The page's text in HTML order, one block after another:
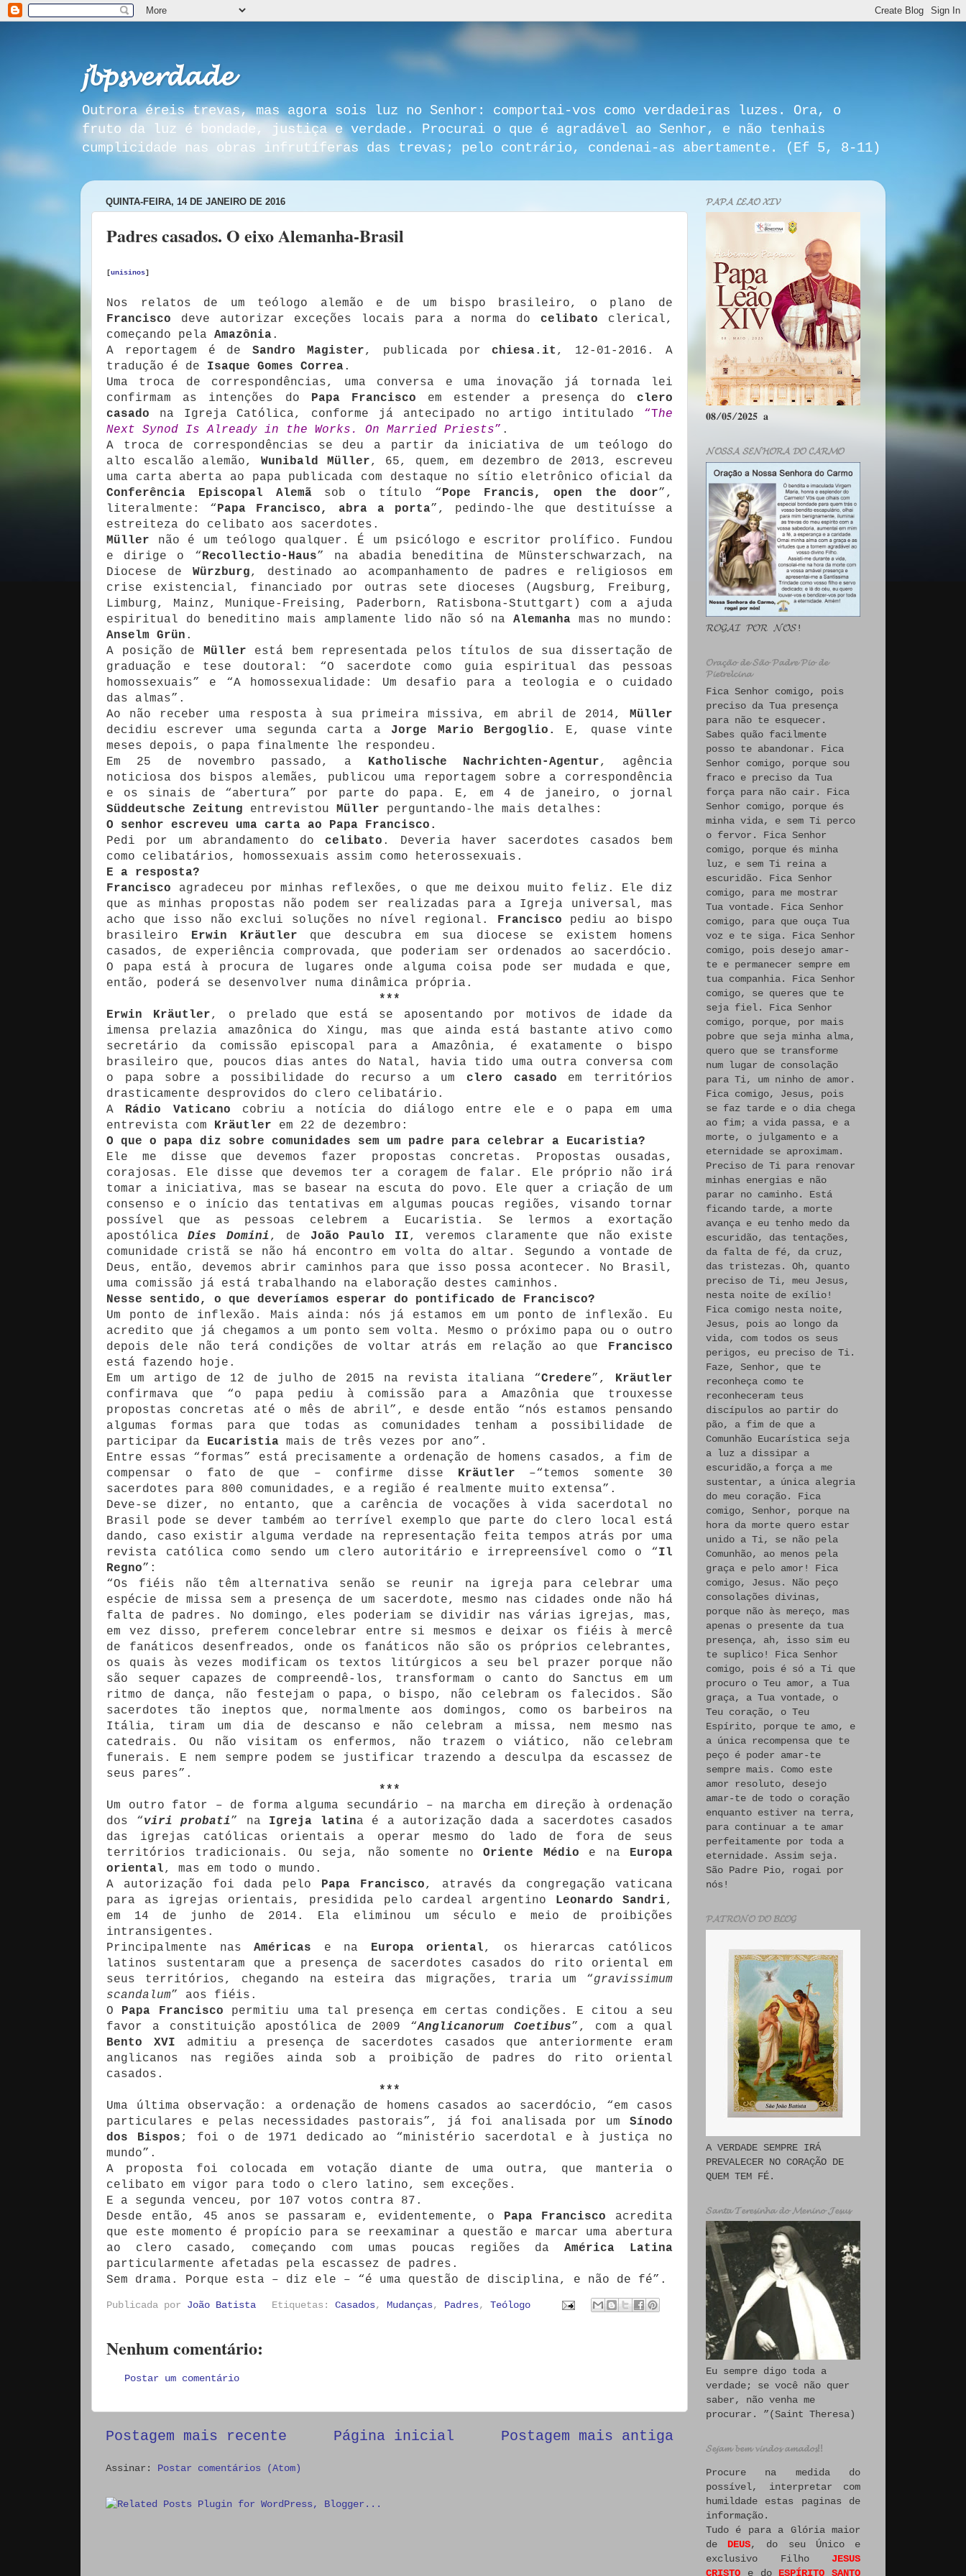
𝓳𝓫𝓹𝓼𝓿𝓮𝓻𝓭𝓪𝓭𝓮
Outrora éreis trevas, mas agora sois luz no Senhor: comportai-vos como verdadeiras luzes. Ora, o
fruto da luz é bondade, justiça e verdade. Procurai o que é agradável ao Senhor, e não tenhais
cumplicidade nas obras infrutíferas das trevas; pelo contrário, condenai-as abertamente. (Ef 5, 8-11)
QUINTA-FEIRA, 14 DE JANEIRO DE 2016
Padres casados. O eixo Alemanha-Brasil
[unisinos]
Nos relatos de um teólogo alemão e de um bispo brasileiro, o plano de
Francisco deve autorizar exceções locais para a norma docelibato clerical,
começando pela Amazônia.
A reportagem é deSandro Magister, publicada por chiesa.it , 12-01-2016. A
tradução é de Isaque Gomes Correa.
Uma troca de correspondências, uma conversa e uma inovação já tornada lei
confirmam as intenções do Papa Francisco em estender a presença doclero
casado na Igreja Católica, conforme já antecipado no artigo intitulado “The
Next Synod Is Already in the Works. On Married Priests” .
A troca de correspondências se deu a partir da iniciativa de um teólogo do
alto escalão alemão, Wunibald Müller, 65, quem, em dezembro de 2013, escreveu
uma carta aberta ao papa publicada com destaque no sítio eletrônico oficial da
Conferência Episcopal Alemãsob o título “Pope Francis, open the door”,
literalmente: “Papa Francisco, abra a porta”, pedindo-lhe que destituísse a
estreiteza do celibato aos sacerdotes.
Müller não é um teólogo qualquer. É um psicólogo e escritor prolífico. Fundou
e dirige o “Recollectio-Haus” na abadia beneditina de Münsterschwarzach, na
Diocese de Würzburg, destinado ao acompanhamento de padres e religiosos em
crise existencial, financiado por outras sete dioceses (Augsburg, Freiburg,
Limburg, Mainz, Munique-Freising, Paderborn, Ratisbona-Stuttgart) com a ajuda
espiritual do beneditino mais amplamente lido não só na Alemanha mas no mundo:
Anselm Grün .
A posição de Müller está bem representada pelos títulos de sua dissertação de
graduação e tese doutoral: “O sacerdote como guia espiritual das pessoas
homossexuais” e “A homossexualidade: Um desafio para a teologia e o cuidado
das almas”.
Ao não receber uma resposta à sua primeira missiva, em abril de 2014, Müller
decidiu escrever uma segunda carta a Jorge Mario Bergoglio.
E, quase vinte
meses depois, o papa finalmente lhe respondeu.
Em 25 de novembro passado, a Katholische Nachrichten-Agentur, agência
noticiosa dos bispos alemães, publicou uma reportagem sobre a correspondência
e os sinais de “abertura” por parte do papa. E, em 4 de janeiro, o jornal
Süddeutsche Zeitung entrevistou Müller perguntando-lhe mais detalhes:
O senhor escreveu uma carta ao Papa Francisco.
Pedi por um abrandamento do celibato . Deveria haver sacerdotes casados bem
como celibatários, homossexuais assim como heterossexuais.
E a resposta?
Francisco agradeceu por minhas reflexões, o que me deixou muito feliz. Ele diz
que as minhas propostas não podem ser realizadas para a Igreja universal, mas
acho que isso não exclui soluções no nível regional. Francisco pediu ao bispo
brasileiro Erwin Kräutler que descubra em sua diocese se existem homens
casados, de experiência comprovada, que poderiam ser ordenados ao sacerdócio.
O papa está à procura de lugares onde alguma coisa pode ser mudada e que,
então, poderá se desenvolver numa dinâmica própria.
***
Erwin Kräutler, o prelado que está se aposentando por motivos de idade da
imensa prelazia amazônica do Xingu, mas que ainda está bastante ativo como
secretário da comissão episcopal para a Amazônia, é exatamente o bispo
brasileiro que, poucos dias antes do Natal, havia tido uma outra conversa com
o papa sobre a possibilidade do recurso a um clero casado em territórios
drasticamente desprovidos do clero celibatário.
A Rádio Vaticano cobriu a notícia do diálogo entre ele e o papa em uma
entrevista com Kräutler em 22 de dezembro:
O que o papa diz sobre comunidades sem um padre para celebrar a Eucaristia?
Ele me disse que devemos fazer propostas concretas. Propostas ousadas,
corajosas. Ele disse que devemos ter a coragem de falar. Ele próprio não irá
tomar a iniciativa, mas se basear na escuta do povo. Ele quer a criação de um
consenso e o início das tentativas em algumas poucas regiões, visando tornar
possível que as pessoas celebrem a Eucaristia. Se lermos a exortação
apostólicaDies Domini, de João Paulo II, veremos claramente que não existe
comunidade cristã se não há encontro em volta do altar. Segundo a vontade de
Deus, então, devemos abrir caminhos para que isso possa acontecer. No Brasil,
uma comissão já está trabalhando na elaboração destes caminhos.
Nesse sentido, o que deveríamos esperar do pontificado de Francisco?
Um ponto de inflexão. Mais ainda: nós já estamos em um ponto de inflexão. Eu
acredito que já chegamos a um ponto sem volta. Mesmo o próximo papa ou o outro
depois dele não terá condições de voltar atrás em relação ao que Francisco
está fazendo hoje.
Em um artigo de 12 de julho de 2015 na revista italiana “Credere”, Kräutler
confirmava que “o papa pediu à comissão para a Amazônia que trouxesse
propostas concretas até o mês de abril”, e desde então “nós estamos pensando
algumas formas para que todas as comunidades tenham a possibilidade de
participar da Eucaristia mais de três vezes por ano”.
Entre essas “formas” está precisamente a ordenação de homens casados, a fim de
compensar o fato de que – confirme disse Kräutler –“temos somente 30
sacerdotes para 800 comunidades, e a região é realmente muito extensa”.
Deve-se dizer, no entanto, que a carência de vocações à vida sacerdotal no
Brasil pode se dever também ao terrível exemplo que parte do clero local está
dando, caso existir alguma verdade na representação feita tempos atrás por uma
revista católica como sendo um clero autoritário e irrepreensível como o “Il
Regno”:
“Os fiéis não têm alternativa senão se reunir na igreja para celebrar uma
espécie de missa sem a presença de um sacerdote, mesmo nas cidades onde não há
falta de padres. No domingo, eles poderiam se dividir nas várias igrejas, mas,
em vez disso, preferem concelebrar entre si mesmos e deixar os fiéis à mercê
de fanáticos desenfreados, onde os fanáticos não são os próprios celebrantes,
os quais às vezes modificam os textos litúrgicos a seu bel prazer porque não
são sequer capazes de compreendê-los, transformam o canto do Sanctus em um
ritmo de dança, não festejam o papa, o bispo, não celebram os falecidos. São
sacerdotes tão ineptos que, normalmente aos domingos, como os barbeiros na
Itália, tiram um dia de descanso e não celebram a missa, nem mesmo nas
catedrais. Ou não visitam os enfermos, não trazem o viático, não celebram
funerais. E nem sempre podem se justificar trazendo a desculpa da escassez de
seus pares”.
***
Um outro fator – de forma alguma secundário – na marcha em direção à ordenação
dos “viri probati” na Igreja latina é a autorização dada a sacerdotes casados
das igrejas católicas orientais a operar mesmo do lado de fora de seus
territórios tradicionais. Ou seja, não somente noOriente Médio e na Europa
oriental, mas em todo o mundo.
A autorização foi dada pelo Papa Francisco, através da congregação vaticana
para as igrejas orientais, presidida pelo cardeal argentino Leonardo Sandri,
em 14 de junho de 2014. Ela eliminou um século e meio de proibições
intransigentes.
Principalmente nasAméricas e na Europa oriental, os hierarcas católicos
latinos sustentaram que a presença de sacerdotes casados do rito oriental em
seus territórios, chegando na esteira das migrações, traria um “gravissimum
scandalum” aos fiéis.
O Papa Francisco permitiu uma tal presença em certas condições. E citou a seu
favor a constituição apostólica de 2009 “Anglicanorum Coetibus”, com a qual
Bento XVI admitiu a presença de sacerdotes casados que anteriormente eram
anglicanos nas regiões ainda sob a proibição de padres do rito oriental
casados.
***
Uma última observação: a ordenação de homens casados ao sacerdócio, “em casos
particulares e pelas necessidades pastorais”, já foi analisada por um Sínodo
dos Bispos ; foi o de 1971 dedicado ao “ministério sacerdotal e à justiça no
mundo”.
A proposta foi colocada em votação diante de uma outra, que manteria o
celibato em vigor para todo o clero latino, sem exceções.
E a segunda venceu, por 107 votos contra 87.
Desde então, 45 anos se passaram e, evidentemente, o Papa Francisco acredita
que este momento é propício para se reexaminar a questão e marcar uma abertura
ao clero casado, começando com umas poucas regiões daAmérica Latina
particularmente afetadas pela escassez de padres.
Sem drama. Porque esta – diz ele – “é uma questão de disciplina, e não de fé”.
Publicada por João Batista Etiquetas:Casados,Mudanças, Padres,Teólogo
Nenhum comentário:
Postar um comentário
Postagem mais recente Postagem mais antiga
Página inicial
Assinar: Postar comentários (Atom)
𝓟𝓐𝓟𝓐 𝓛𝓔𝓐̃𝓞 𝓧𝓘𝓥
𝟎𝟖/𝟎𝟓/𝟐𝟎𝟐𝟓 𝐚
𝓝𝓞𝓢𝓢𝓐 𝓢𝓔𝓝𝓗𝓞𝓡𝓐 𝓓𝓞 𝓒𝓐𝓡𝓜𝓞
𝓡𝓞𝓖𝓐𝓘 𝓟𝓞𝓡 𝓝𝓞́𝓢!
𝓞𝓻𝓪𝓬̧𝓪̃𝓸 𝓭𝓮 𝓢𝓪̃𝓸 𝓟𝓪𝓭𝓻𝓮 𝓟𝓲𝓸 𝓭𝓮
𝓟𝓲𝓮𝓽𝓻𝓮𝓵𝓬𝓲𝓷𝓪
Fica Senhor comigo, pois
preciso da Tua presença
para não te esquecer.
Sabes quão facilmente
posso te abandonar. Fica
Senhor comigo, porque sou
fraco e preciso da Tua
força para não cair. Fica
Senhor comigo, porque és
minha vida, e sem Ti perco
o fervor. Fica Senhor
comigo, porque és minha
luz, e sem Ti reina a
escuridão. Fica Senhor
comigo, para me mostrar
Tua vontade. Fica Senhor
comigo, para que ouça Tua
voz e te siga. Fica Senhor
comigo, pois desejo amar-
te e permanecer sempre em
tua companhia. Fica Senhor
comigo, se queres que te
seja fiel. Fica Senhor
comigo, porque, por mais
pobre que seja minha alma,
quero que se transforme
num lugar de consolação
para Ti, um ninho de amor.
Fica comigo, Jesus, pois
se faz tarde e o dia chega
ao fim; a vida passa, e a
morte, o julgamento e a
eternidade se aproximam.
Preciso de Ti para renovar
minhas energias e não
parar no caminho. Está
ficando tarde, a morte
avança e eu tenho medo da
escuridão, das tentações,
da falta de fé, da cruz,
das tristezas. Oh, quanto
preciso de Ti, meu Jesus,
nesta noite de exílio!
Fica comigo nesta noite,
Jesus, pois ao longo da
vida, com todos os seus
perigos, eu preciso de Ti.
Faze, Senhor, que te
reconheça como te
reconheceram teus
discípulos ao partir do
pão, a fim de que a
Comunhão Eucarística seja
a luz a dissipar a
escuridão,a força a me
sustentar, a única alegria
do meu coração. Fica
comigo, Senhor, porque na
hora da morte quero estar
unido a Ti, se não pela
Comunhão, ao menos pela
graça e pelo amor! Fica
comigo, Jesus. Não peço
consolações divinas,
porque não às mereço, mas
apenas o presente da tua
presença, ah, isso sim eu
te suplico! Fica Senhor
comigo, pois é só a Ti que
procuro o Teu amor, a Tua
graça, a Tua vontade, o
Teu coração, o Teu
Espírito, porque te amo, e
a única recompensa que te
peço é poder amar-te
sempre mais. Como este
amor resoluto, desejo
amar-te de todo o coração
enquanto estiver na terra,
para continuar a te amar
perfeitamente por toda a
eternidade. Assim seja.
São Padre Pio, rogai por
nós!
𝓟𝓐𝓣𝓡𝓞𝓝𝓞 𝓓𝓞 𝓑𝓛𝓞𝓖
A VERDADE SEMPRE IRÁ
PREVALECER NO CORAÇÃO DE
QUEM TEM FÉ.
𝓢𝓪𝓷𝓽𝓪 𝓣𝓮𝓻𝓮𝓼𝓲𝓷𝓱𝓪 𝓭𝓸 𝓜𝓮𝓷𝓲𝓷𝓸 𝓙𝓮𝓼𝓾𝓼
Eu sempre digo toda a
verdade; se você não quer
saber, não venha me
procurar. ”(Saint Theresa)
𝓢𝓮𝓳𝓪𝓶 𝓫𝓮𝓶 𝓿𝓲𝓷𝓭𝓸𝓼 𝓪𝓶𝓪𝓭𝓸𝓼!!
Procure na medida do
possível, interpretar com
humildade estas paginas de
informação.
Tudo é para a Glória maior
de DEUS, do seu Único e
exclusivo Filho JESUS
CRISTO e do ESPÍRITO SANTO